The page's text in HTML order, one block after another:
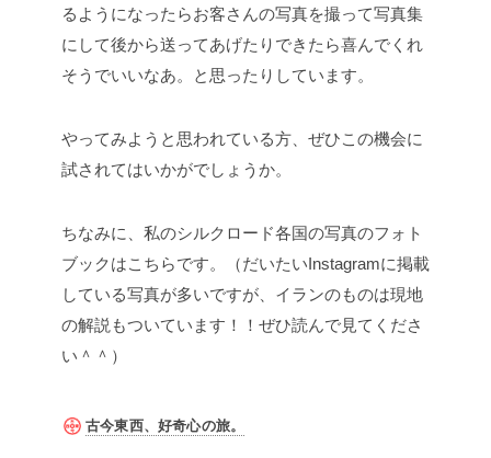
るようになったらお客さんの写真を撮って写真集
にして後から送ってあげたりできたら喜んでくれ
そうでいいなあ。と思ったりしています。
やってみようと思われている方、ぜひこの機会に
試されてはいかがでしょうか。
ちなみに、私のシルクロード各国の写真のフォト
ブックはこちらです。（だいたいInstagramに掲載
している写真が多いですが、イランのものは現地
の解説もついています！！ぜひ読んで見てくださ
い＾＾）